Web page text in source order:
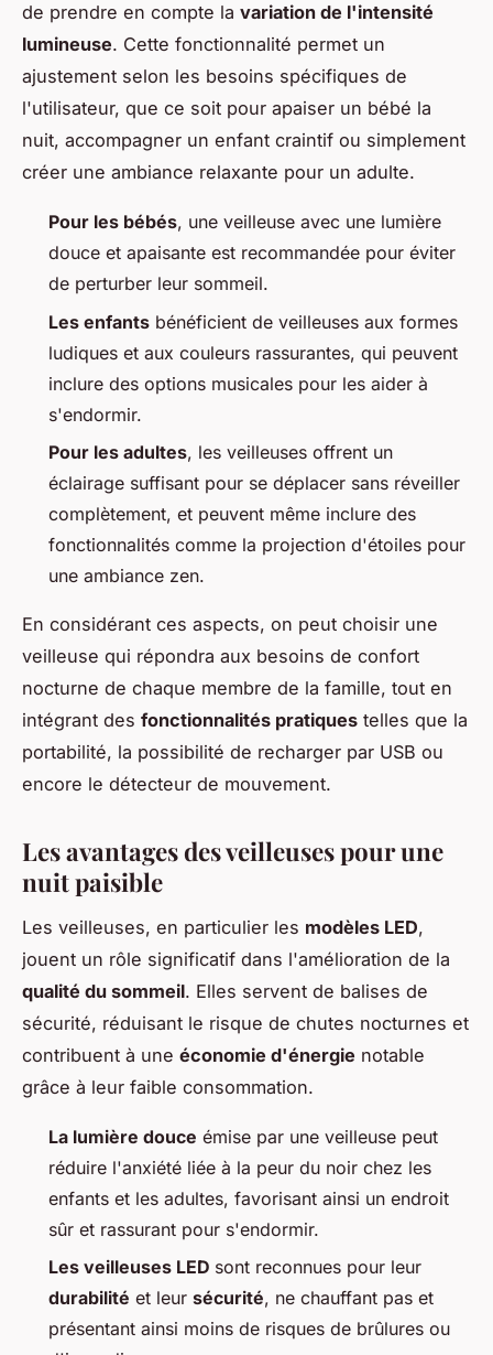
de prendre en compte la variation de l'intensité
lumineuse. Cette fonctionnalité permet un
ajustement selon les besoins spécifiques de
l'utilisateur, que ce soit pour apaiser un bébé la
nuit, accompagner un enfant craintif ou simplement
créer une ambiance relaxante pour un adulte.
Pour les bébés, une veilleuse avec une lumière
douce et apaisante est recommandée pour éviter
de perturber leur sommeil.
Les enfants bénéficient de veilleuses aux formes
ludiques et aux couleurs rassurantes, qui peuvent
inclure des options musicales pour les aider à
s'endormir.
Pour les adultes, les veilleuses offrent un
éclairage suffisant pour se déplacer sans réveiller
complètement, et peuvent même inclure des
fonctionnalités comme la projection d'étoiles pour
une ambiance zen.
En considérant ces aspects, on peut choisir une
veilleuse qui répondra aux besoins de confort
nocturne de chaque membre de la famille, tout en
intégrant des fonctionnalités pratiques telles que la
portabilité, la possibilité de recharger par USB ou
encore le détecteur de mouvement.
Les avantages des veilleuses pour une
nuit paisible
Les veilleuses, en particulier les modèles LED,
jouent un rôle significatif dans l'amélioration de la
qualité du sommeil. Elles servent de balises de
sécurité, réduisant le risque de chutes nocturnes et
contribuent à une économie d'énergie notable
grâce à leur faible consommation.
La lumière douce émise par une veilleuse peut
réduire l'anxiété liée à la peur du noir chez les
enfants et les adultes, favorisant ainsi un endroit
sûr et rassurant pour s'endormir.
Les veilleuses LED sont reconnues pour leur
durabilité et leur sécurité, ne chauffant pas et
présentant ainsi moins de risques de brûlures ou